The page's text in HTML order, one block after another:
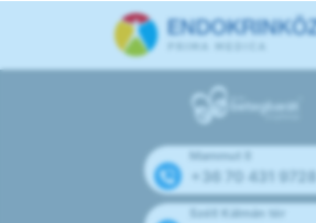
Mammut II
+36 70 431 9728
Széll Kálmán tér